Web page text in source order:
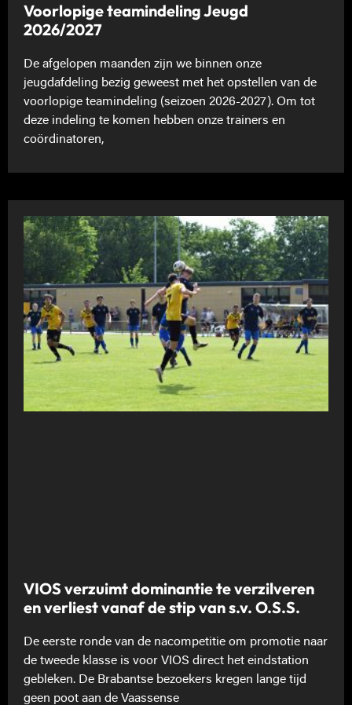
Voorlopige teamindeling Jeugd
2026/2027
De afgelopen maanden zijn we binnen onze
jeugdafdeling bezig geweest met het opstellen van de
voorlopige teamindeling (seizoen 2026-2027). Om tot
deze indeling te komen hebben onze trainers en
coördinatoren,
VIOS verzuimt dominantie te verzilveren
en verliest vanaf de stip van s.v. O.S.S.
De eerste ronde van de nacompetitie om promotie naar
de tweede klasse is voor VIOS direct het eindstation
gebleken. De Brabantse bezoekers kregen lange tijd
geen poot aan de Vaassense